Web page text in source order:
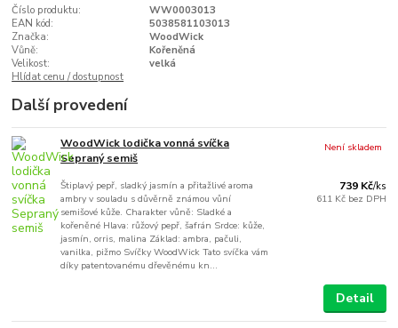
Číslo produktu:
WW0003013
EAN kód:
5038581103013
Značka:
WoodWick
Vůně:
Kořeněná
Velikost:
velká
Hlídat cenu / dostupnost
Další provedení
WoodWick lodička vonná svíčka
Sepraný semiš
Štiplavý pepř, sladký jasmín a přitažlivé aroma
ambry v souladu s důvěrně známou vůní
semišové kůže. Charakter vůně: Sladké a
kořeněné Hlava: růžový pepř, šafrán Srdce: kůže,
jasmín, orris, malina Základ: ambra, pačuli,
vanilka, pižmo Svíčky WoodWick Tato svíčka vám
díky patentovanému dřevěnému kn...
739 Kč/ks
611 Kč bez DPH
Není skladem
Detail